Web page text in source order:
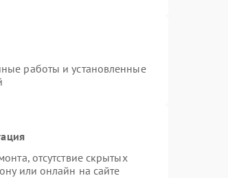
работы и установленные
отсутствие скрытых
или онлайн на сайте